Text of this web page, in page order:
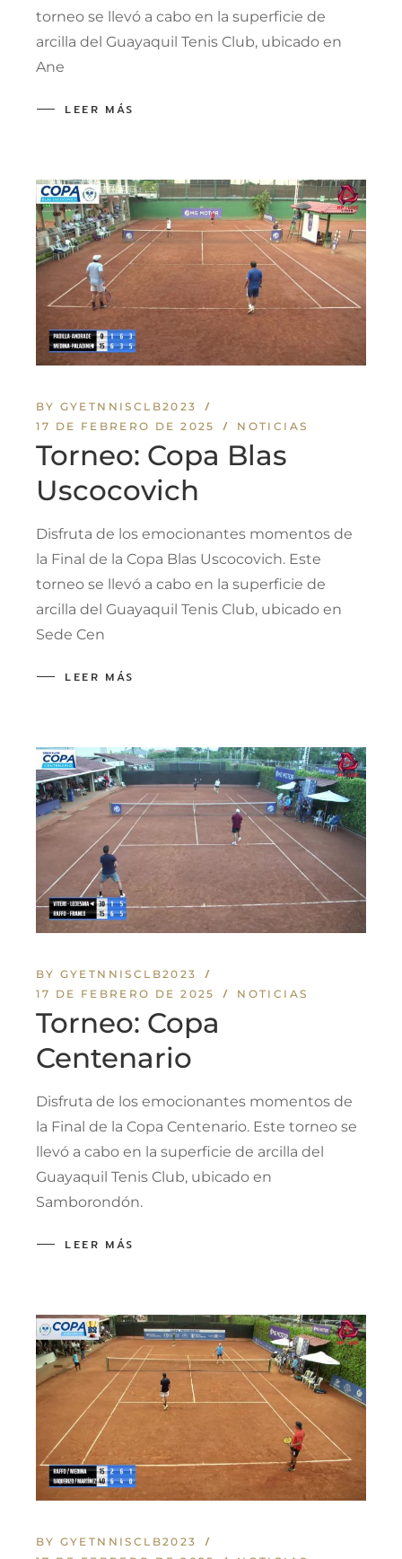
torneo se llevó a cabo en la superficie de
arcilla del Guayaquil Tenis Club, ubicado en
Ane
LEER MÁS
BY GYETNNISCLB2023
17 DE FEBRERO DE 2025
NOTICIAS
Torneo: Copa Blas
Uscocovich
Disfruta de los emocionantes momentos de
la Final de la Copa Blas Uscocovich. Este
torneo se llevó a cabo en la superficie de
arcilla del Guayaquil Tenis Club, ubicado en
Sede Cen
LEER MÁS
BY GYETNNISCLB2023
17 DE FEBRERO DE 2025
NOTICIAS
Torneo: Copa
Centenario
Disfruta de los emocionantes momentos de
la Final de la Copa Centenario. Este torneo se
llevó a cabo en la superficie de arcilla del
Guayaquil Tenis Club, ubicado en
Samborondón.
LEER MÁS
BY GYETNNISCLB2023